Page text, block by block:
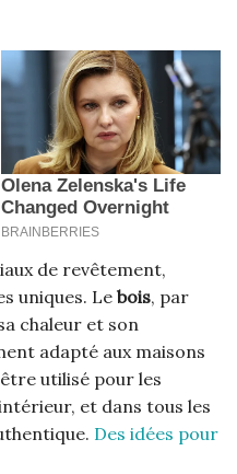
de revêtement,
uniques. Le bois, par
chaleur et son
adapté aux maisons
utilisé pour les
et dans tous les
Des idées pour